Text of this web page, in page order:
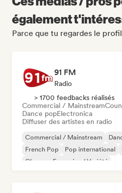
également
Parce que tu regardes le
91 FM
Radio
> 1700 feedbacks réalisés
Commercial / Mainstream
Dance popElectronica
Diffuser des artistes en radio
Commercial / Mainstream
French Pop
Pop international
Chanson Française / Variété